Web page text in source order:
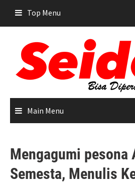
content
Top Menu
Main Menu
Mengagumi pesona
Semesta, Menulis